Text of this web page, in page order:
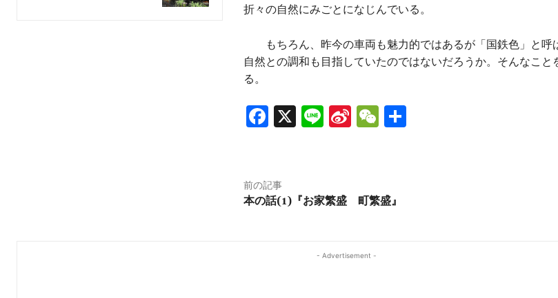
折々の自然にみごとになじんでいる。
もちろん、昨今の車両も魅力的ではあるが「国鉄色」と呼
自然との調和も目指していたのではないだろうか。そんなこと
る。
Fa
o
o
X Li Si
ei
o
W
at
共
前の記事
本の話(1)『お家繁盛 町繁盛』
- Advertisement -